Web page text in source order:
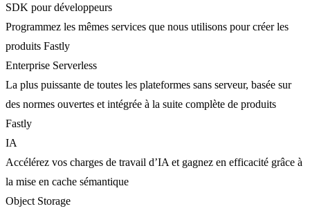
SDK pour développeurs
Programmez les mêmes services que nous utilisons pour créer les
produits Fastly
Enterprise Serverless
La plus puissante de toutes les plateformes sans serveur, basée sur
des normes ouvertes et intégrée à la suite complète de produits
Fastly
IA
Accélérez vos charges de travail d’IA et gagnez en efficacité grâce à
la mise en cache sémantique
Object Storage